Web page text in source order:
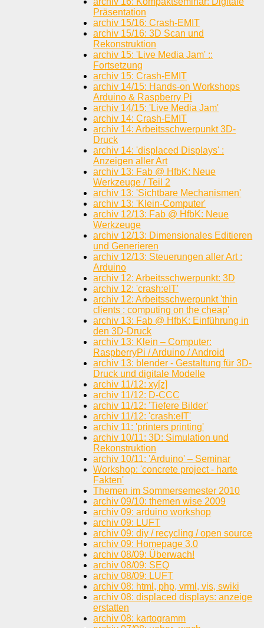
Präsentation
archiv 15/16: Crash-EMIT
archiv 15/16: 3D Scan und
Rekonstruktion
archiv 15: 'Live Media Jam' ::
Fortsetzung
archiv 15: Crash-EMIT
archiv 14/15: Hands-on Workshops
Arduino & Raspberry Pi
archiv 14/15: 'Live Media Jam'
archiv 14: Crash-EMIT
archiv 14: Arbeitsschwerpunkt 3D-
Druck
archiv 14: 'displaced Displays' :
Anzeigen aller Art
archiv 13: Fab @ HfbK: Neue
Werkzeuge / Teil 2
archiv 13: 'Sichtbare Mechanismen'
archiv 13: 'Klein-Computer'
archiv 12/13: Fab @ HfbK: Neue
Werkzeuge
archiv 12/13: Dimensionales Editieren
und Generieren
archiv 12/13: Steuerungen aller Art :
Arduino
archiv 12: Arbeitsschwerpunkt: 3D
archiv 12: 'crash:eIT'
archiv 12: Arbeitsschwerpunkt 'thin
clients : computing on the cheap'
archiv 13: Fab @ HfbK: Einführung in
den 3D-Druck
archiv 13: Klein – Computer:
RaspberryPi / Arduino / Android
archiv 13: blender - Gestaltung für 3D-
Druck und digitale Modelle
archiv 11/12: xy[z]
archiv 11/12: D-CCC
archiv 11/12: 'Tiefere Bilder'
archiv 11/12: 'crash:eIT'
archiv 11: 'printers printing'
archiv 10/11: 3D: Simulation und
Rekonstruktion
archiv 10/11: 'Arduino' – Seminar
Workshop: 'concrete project - harte
Fakten'
Themen im Sommersemester 2010
archiv 09/10: themen wise 2009
archiv 09: arduino workshop
archiv 09: LUFT
archiv 09: diy / recycling / open source
archiv 09: Homepage 3.0
archiv 08/09: Überwach!
archiv 08/09: SEQ
archiv 08/09: LUFT
archiv 08: html, php, vrml, vis, swiki
archiv 08: displaced displays: anzeige
erstatten
archiv 08: kartogramm